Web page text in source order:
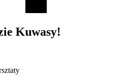
Kuwasy!